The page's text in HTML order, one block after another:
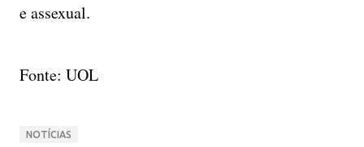
e assexual.
Fonte: UOL
NOTÍCIAS